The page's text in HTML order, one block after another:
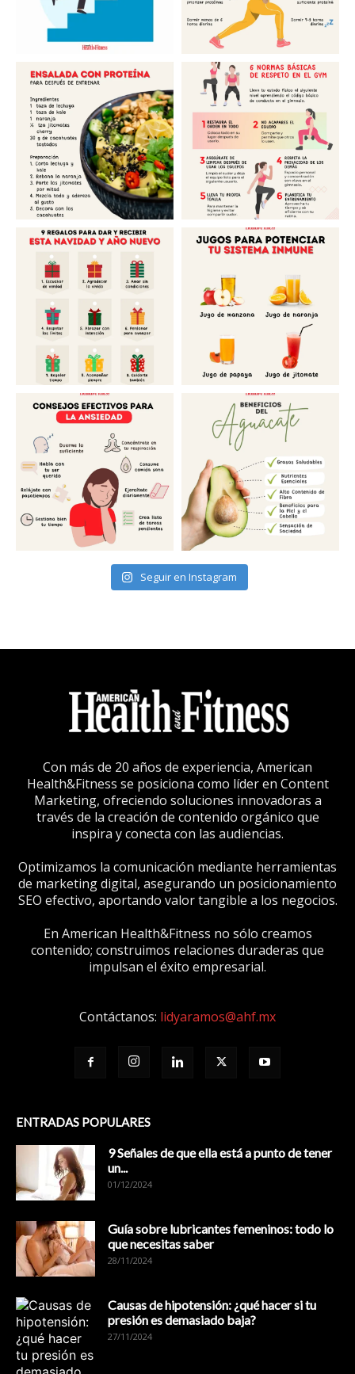
Seguir en Instagram
Con más de 20 años de experiencia, American
Health&Fitness se posiciona como líder en Content
Marketing, ofreciendo soluciones innovadoras a
través de la creación de contenido orgánico que
inspira y conecta con las audiencias.
Optimizamos la comunicación mediante herramientas
de marketing digital, asegurando un posicionamiento
SEO efectivo, aportando valor tangible a los negocios.
En American Health&Fitness no sólo creamos
contenido; construimos relaciones duraderas que
impulsan el éxito empresarial.
Contáctanos: lidyaramos@ahf.mx
ENTRADAS POPULARES
9 Señales de que ella está a punto de tener
un...
01/12/2024
Guía sobre lubricantes femeninos: todo lo
que necesitas saber
28/11/2024
Causas de hipotensión: ¿qué hacer si tu
presión es demasiado baja?
27/11/2024